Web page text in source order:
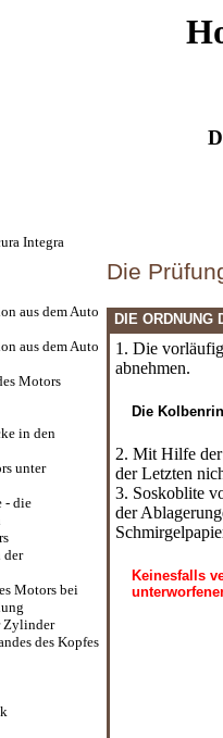
Integra
aus dem Auto
aus dem Auto
Motors
in den
unter
- die
der
Motors bei
Zylinder
des Kopfes
Die
DIE ORDNUNG
1. Die
abnehmen.
Die
2. Mit Hilfe der
der Letzten
3. Soskoblite
der
Keinesfalls